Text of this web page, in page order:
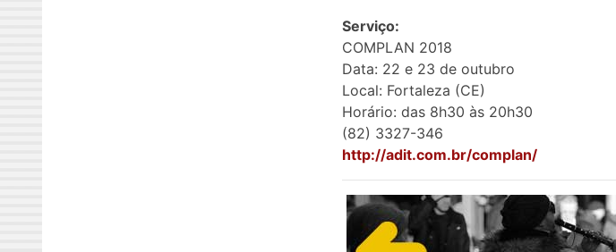
Serviço:
COMPLAN 2018
Data: 22 e 23 de outubro
Local: Fortaleza (CE)
Horário: das 8h30 às 20h30
(82) 3327-346
http://adit.com.br/complan/